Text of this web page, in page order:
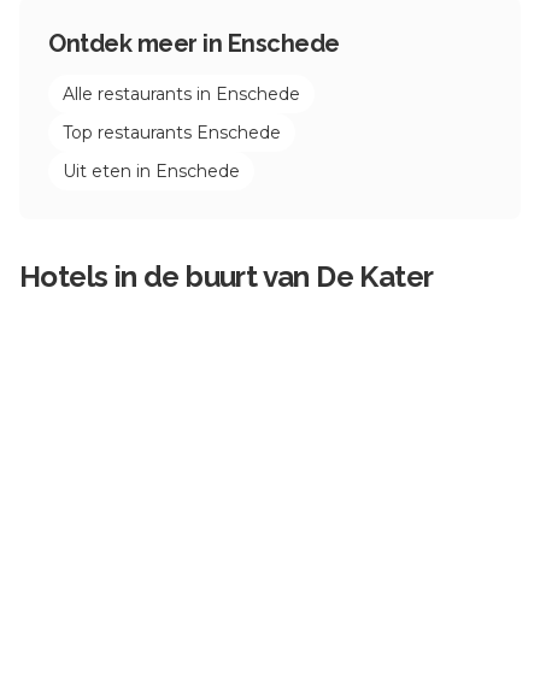
Ontdek meer in Enschede
Alle restaurants in Enschede
Top restaurants Enschede
Uit eten in Enschede
Hotels in de buurt van De Kater